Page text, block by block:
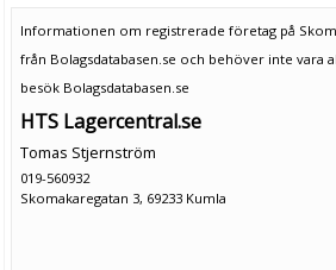
Informationen om registrerade företag på
från Bolagsdatabasen.se och behöver inte vara
besök Bolagsdatabasen.se
HTS Lagercentral.se
Tomas Stjernström
019-560932
Skomakaregatan 3, 69233 Kumla